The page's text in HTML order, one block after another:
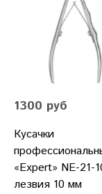
1300 руб
Кусачки
«Expert» NE-21-
лезвия 10 мм